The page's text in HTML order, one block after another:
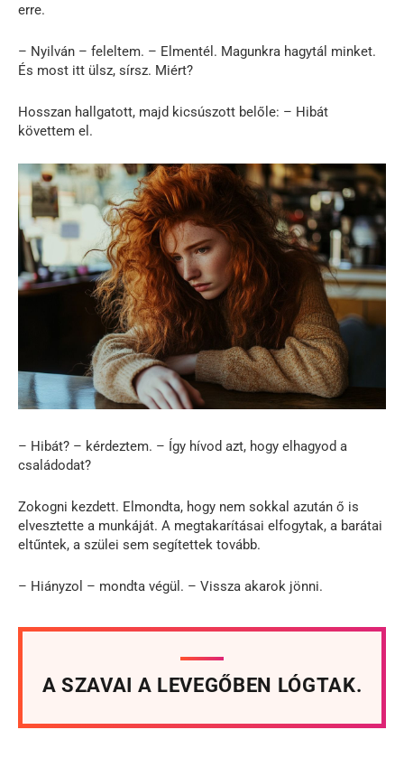
erre.
– Nyilván – feleltem. – Elmentél. Magunkra hagytál minket.
És most itt ülsz, sírsz. Miért?
Hosszan hallgatott, majd kicsúszott belőle: – Hibát
követtem el.
– Hibát? – kérdeztem. – Így hívod azt, hogy elhagyod a
családodat?
Zokogni kezdett. Elmondta, hogy nem sokkal azután ő is
elvesztette a munkáját. A megtakarításai elfogytak, a barátai
eltűntek, a szülei sem segítettek tovább.
– Hiányzol – mondta végül. – Vissza akarok jönni.
A SZAVAI A LEVEGŐBEN LÓGTAK.